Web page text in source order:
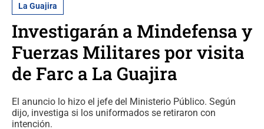
La Guajira
Investigarán a Mindefensa y
Fuerzas Militares por visita
de Farc a La Guajira
El anuncio lo hizo el jefe del Ministerio Público. Según
dijo, investiga si los uniformados se retiraron con
intención.